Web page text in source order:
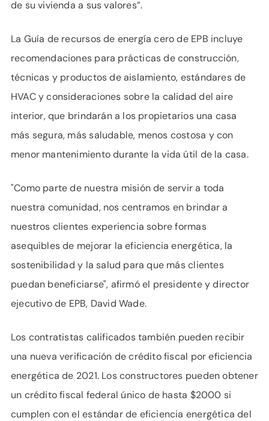
de su vivienda a sus valores”.
La Guía de recursos de energía cero de EPB incluye
recomendaciones para prácticas de construcción,
técnicas y productos de aislamiento, estándares de
HVAC y consideraciones sobre la calidad del aire
interior, que brindarán a los propietarios una casa
más segura, más saludable, menos costosa y con
menor mantenimiento durante la vida útil de la casa.
"Como parte de nuestra misión de servir a toda
nuestra comunidad, nos centramos en brindar a
nuestros clientes experiencia sobre formas
asequibles de mejorar la eficiencia energética, la
sostenibilidad y la salud para que más clientes
puedan beneficiarse", afirmó el presidente y director
ejecutivo de EPB, David Wade.
Los contratistas calificados también pueden recibir
una nueva verificación de crédito fiscal por eficiencia
energética de 2021. Los constructores pueden obtener
un crédito fiscal federal único de hasta $2000 si
cumplen con el estándar de eficiencia energética del